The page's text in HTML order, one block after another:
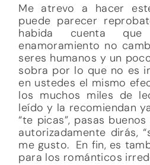
Me atrevo a hacer
puede parecer
habida cuenta
enamoramiento no
seres humanos y un
sobra por lo que no es
en ustedes el mismo
los muchos miles de
leído y la recomiendan
“te picas”, pasas
autorizadamente dirás,
me gusto. En fin, es
para los románticos